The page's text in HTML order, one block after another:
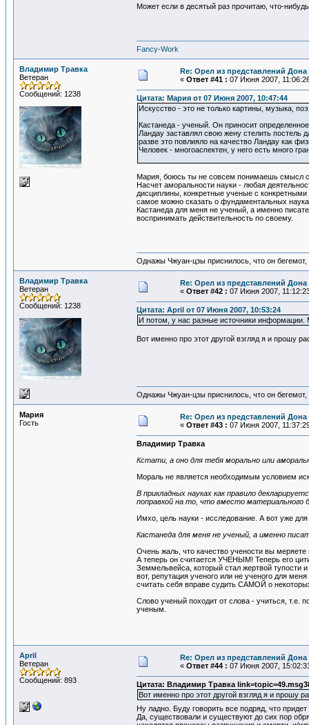
Может если в десятый раз прочитаю, что-
Fancy-Work
Владимир Травка
Ветеран
Сообщений: 1238
Re: Орел из представлений Дона
« Ответ #41 : 07 Июня 2007,
Цитата: Мария от 07 Июня 2007, 10:47:44
Искусство - это не только картины, музыка,
Кастанеда - ученый. Он приносит
Ландау заставлял свою жену стелить постель
разве это повлияло на качество Ландау как
Человек - многоаспектен, у него есть много
Мария, боюсь ты не совсем понимаешь смысл
Насчет аморальности науки - любая
дисциплины, конкретные ученые с
самое можно сказать о фундаментальных
Кастанеда для меня не ученый, а именно
воспринимать действительность по своему.
Однажы Чжуан-цзы приснилось, что он
Владимир Травка
Ветеран
Сообщений: 1238
Re: Орел из представлений Дона
« Ответ #42 : 07 Июня 2007,
Цитата: April от 07 Июня 2007, 10:53:24
И потом, у нас разные источники информации.
Вот именно про этот другой взгляд я и прошу
Однажы Чжуан-цзы приснилось, что он
Мария
Гость
Re: Орел из представлений Дона
« Ответ #43 : 07 Июня 2007,
Владимир Травка
Кстати, а оно для тебя морально или
Мораль не является необходимым условием
В прикладных науках как правило
поправкой на то, что вместо материального
Имхо, цель науки - исследование. А вот уже
Кастанеда для меня не ученый, а именно
Очень жаль, что качество учености вы
А теперь он считается УЧЕНЫМ! Теперь его
Земмельвейса, который стал жертвой тупости
вот, репутация ученого или не ученого для
считать себя вправе судить САМОЙ о
Слово ученый походит от слова - учиться, т.е.
ученым.
April
Ветеран
Сообщений: 893
Re: Орел из представлений Дона
« Ответ #44 : 07 Июня 2007,
Цитата: Владимир Травка
Вот именно про этот другой взгляд я и прошу
Ну ладно. Буду говорить все подряд, что
Да, существовали и существуют до сих пор